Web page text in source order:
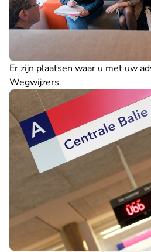
Er zijn plaatsen waar u met uw
Wegwijzers